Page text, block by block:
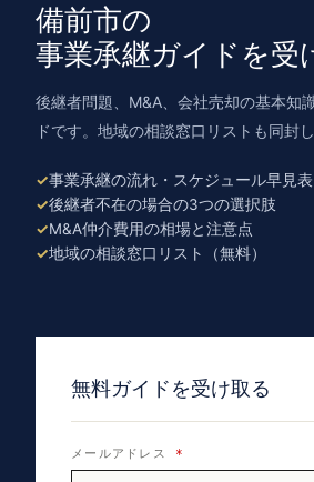
備前市の
事業承継ガイドを受
後継者問題、M&A、会社売却の基本知
ドです。地域の相談窓口リストも同封し
事業承継の流れ・スケジュール早見表
後継者不在の場合の3つの選択肢
M&A仲介費用の相場と注意点
地域の相談窓口リスト（無料）
無料ガイドを受け取る
メールアドレス *